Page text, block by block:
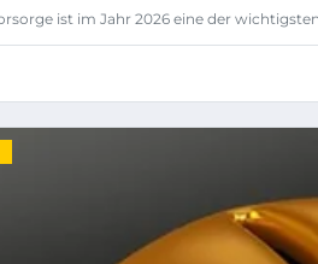
ist im Jahr 2026 eine der